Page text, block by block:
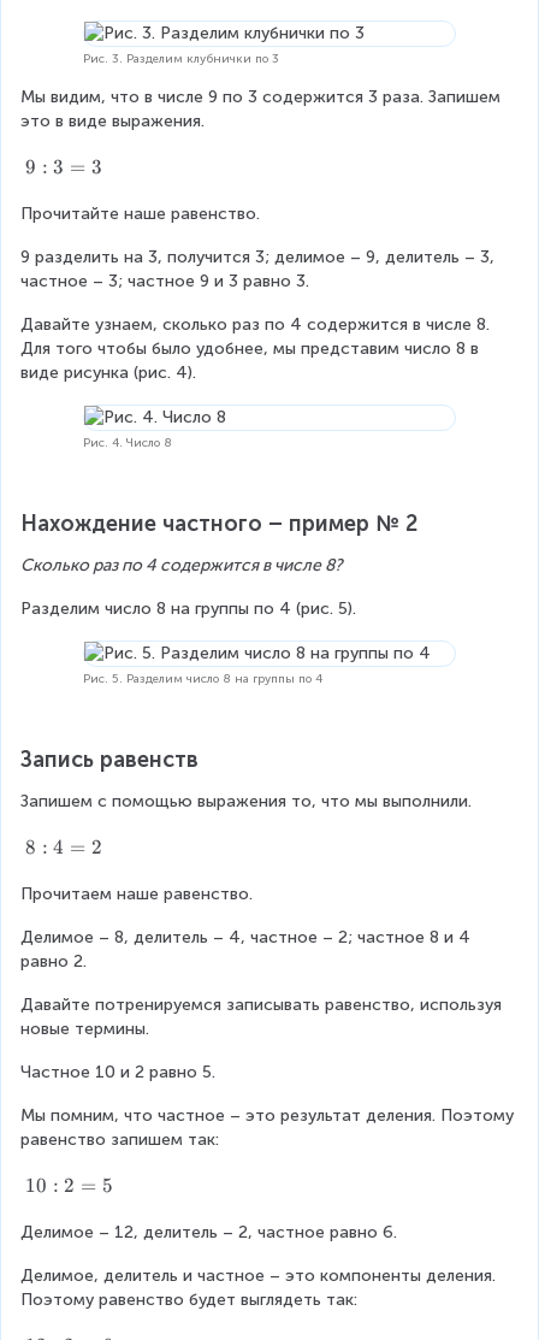
Рис. 3. Разделим клубнички по 3
Мы видим, что в числе 9 по 3 содержится 3 раза. Запишем
это в виде выражения.
9
3
3
9 : 3 = 3
Прочитайте наше равенство.
9 разделить на 3, получится 3; делимое – 9, делитель – 3,
частное – 3; частное 9 и 3 равно 3.
Давайте узнаем, сколько раз по 4 содержится в числе 8.
Для того чтобы было удобнее, мы представим число 8 в
виде рисунка (рис. 4).
Рис. 4. Число 8
Нахождение частного – пример № 2
Сколько раз по 4 содержится в числе 8?
Разделим число 8 на группы по 4 (рис. 5).
Рис. 5. Разделим число 8 на группы по 4
Запись равенств
Запишем с помощью выражения то, что мы выполнили.
8
4
2
8 : 4 = 2
Прочитаем наше равенство.
Делимое – 8, делитель – 4, частное – 2; частное 8 и 4
равно 2.
Давайте потренируемся записывать равенство, используя
новые термины.
Частное 10 и 2 равно 5.
Мы помним, что частное – это результат деления. Поэтому
равенство запишем так:
1
:
=
5
10 : 2 = 5
Делимое – 12, делитель – 2, частное равно 6.
Делимое, делитель и частное – это компоненты деления.
Поэтому равенство будет выглядеть так: